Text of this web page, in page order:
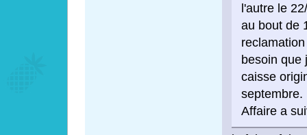
l'autre le
au bout de
besoin que
caisse
septembre.
Affaire a